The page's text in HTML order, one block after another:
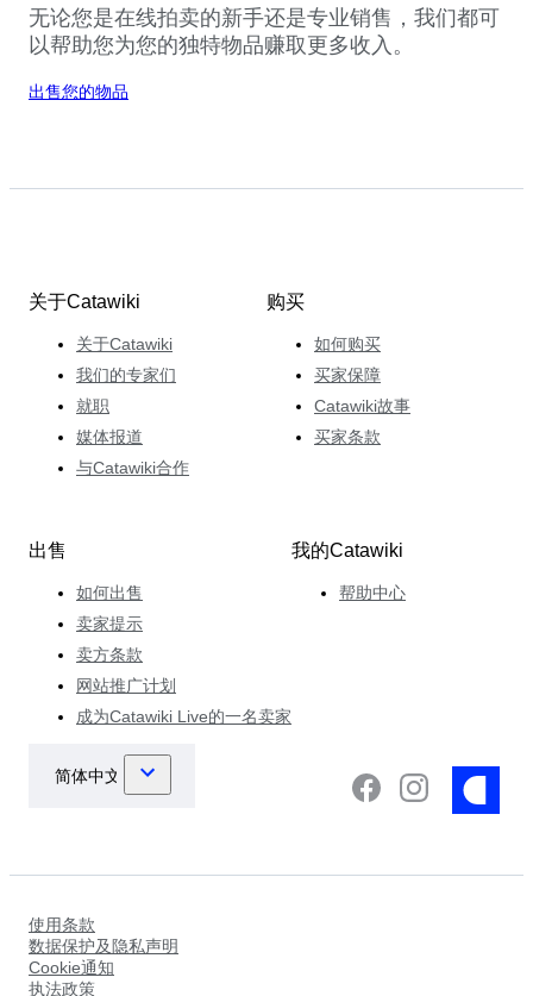
无论您是在线拍卖的新手还是专业销售，我们都可
以帮助您为您的独特物品赚取更多收入。
出售您的物品
关于Catawiki
关于Catawiki
我们的专家们
就职
媒体报道
与Catawiki合作
购买
如何购买
买家保障
Catawiki故事
买家条款
出售
如何出售
卖家提示
卖方条款
网站推广计划
成为Catawiki Live的一名卖家
我的Catawiki
帮助中心
使用条款
数据保护及隐私声明
Cookie通知
执法政策